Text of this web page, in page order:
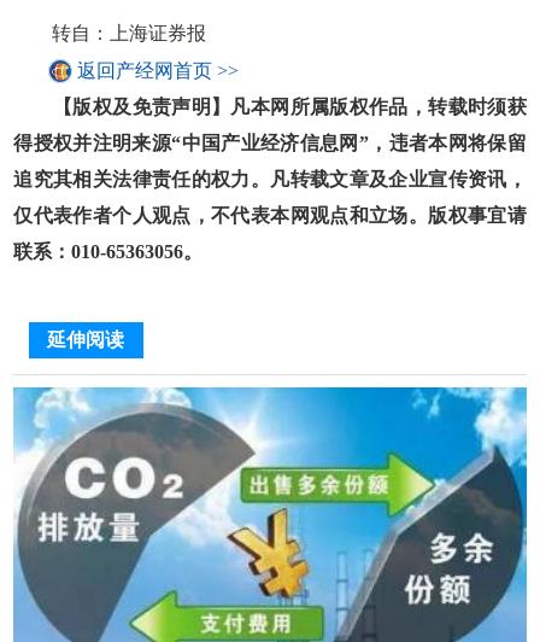
转自：上海证券报
返回产经网首页 >>
【版权及免责声明】凡本网所属版权作品，转载时须获
得授权并注明来源“中国产业经济信息网”，违者本网将保留
追究其相关法律责任的权力。凡转载文章及企业宣传资讯，
仅代表作者个人观点，不代表本网观点和立场。版权事宜请
联系：010-65363056。
延伸阅读